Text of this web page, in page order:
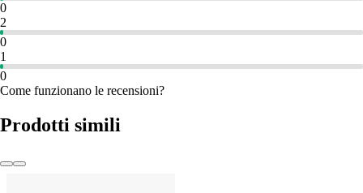
0
2
0
1
0
Come funzionano le recensioni?
Prodotti simili